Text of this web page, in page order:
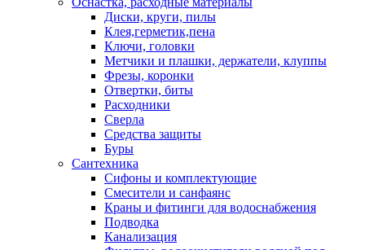
Диски, круги, пилы
Клея,герметик,пена
Ключи, головки
Метчики и плашки, держатели, клуппы
Фрезы, коронки
Отвертки, биты
Расходники
Сверла
Средства защиты
Буры
Сантехника
Сифоны и комплектующие
Смесители и санфаянс
Краны и фитинги для водоснабжения
Подводка
Канализация